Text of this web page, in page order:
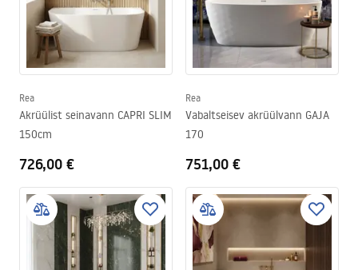
Rea
Akrüülist seinavann CAPRI SLIM
150cm
726,00 €
Rea
Vabaltseisev akrüülvann GAJA
170
751,00 €